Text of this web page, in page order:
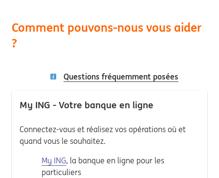
Comment pouvons-nous vous aider
?
Questions fréquemment posées
My ING - Votre banque en ligne
Connectez-vous et réalisez vos opérations où et
quand vous le souhaitez.
My ING, la banque en ligne pour les
particuliers